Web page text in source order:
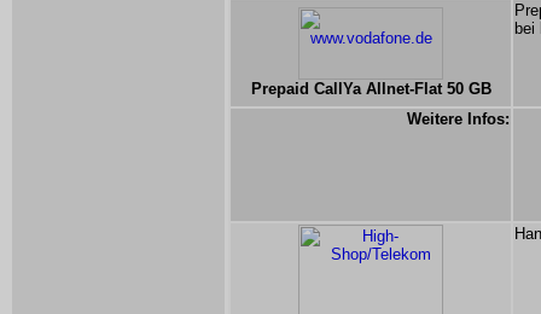
Prepaid CallYa Allnet-Flat 50 GB
bei
Weitere Infos: